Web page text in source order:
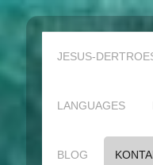
JESUS-
LANGUAGES
BLOG